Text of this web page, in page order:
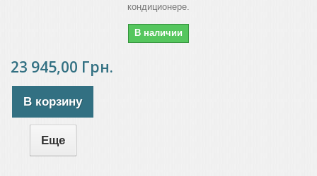
кондиционере.
В наличии
23 945,00 Грн.
В корзину
Еще